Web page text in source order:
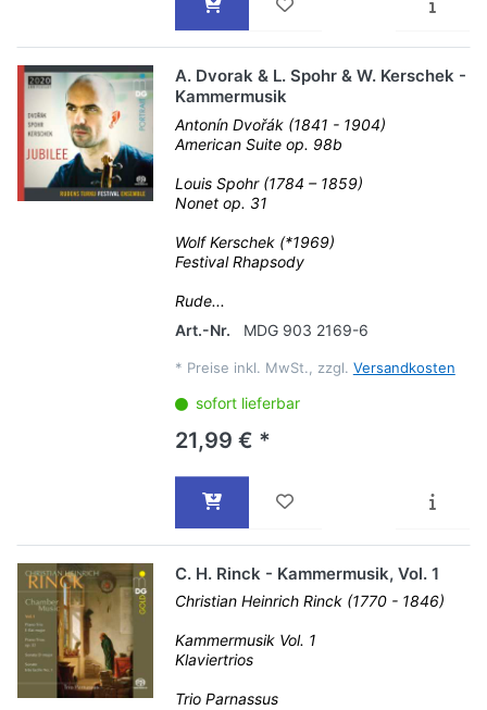
A. Dvorak & L. Spohr & W. Kerschek -
Kammermusik
Antonín Dvořák (1841 - 1904)
American Suite op. 98b
Louis Spohr (1784 – 1859)
Nonet op. 31
Wolf Kerschek (*1969)
Festival Rhapsody
Rude...
Art.-Nr.
MDG 903 2169-6
* Preise inkl. MwSt., zzgl. Versandkosten
sofort lieferbar
21,99 € *
C. H. Rinck - Kammermusik, Vol. 1
Christian Heinrich Rinck (1770 - 1846)
Kammermusik Vol. 1
Klaviertrios
Trio Parnassus